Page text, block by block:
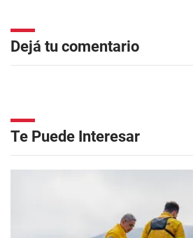
Dejá tu comentario
Te Puede Interesar